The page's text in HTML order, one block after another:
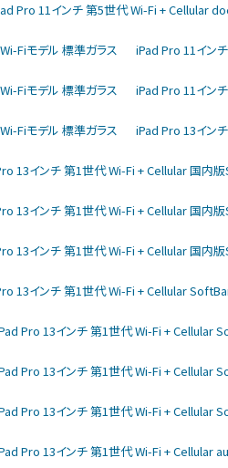
Pro 11インチ 第5世代 Wi-Fi + Cellular
Fiモデル 標準ガラス iPad Pro 11イン
Fiモデル 標準ガラス iPad Pro 11イン
Fiモデル 標準ガラス iPad Pro 13イン
13インチ 第1世代 Wi-Fi + Cellular 国内版
13インチ 第1世代 Wi-Fi + Cellular 国内版
13インチ 第1世代 Wi-Fi + Cellular 国内版
13インチ 第1世代 Wi-Fi + Cellular
Pro 13インチ 第1世代 Wi-Fi + Cellular
Pro 13インチ 第1世代 Wi-Fi + Cellular
Pro 13インチ 第1世代 Wi-Fi + Cellular
Pro 13インチ 第1世代 Wi-Fi + Cellular